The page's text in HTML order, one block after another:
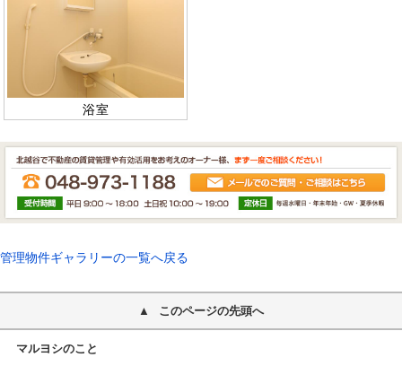
浴室
管理物件ギャラリーの一覧へ戻る
このページの先頭へ
マルヨシのこと